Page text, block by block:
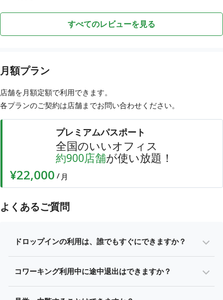
すべてのレビューを見る
月額プラン
店舗を月額定額で利用できます。
各プランのご契約は店舗までお問い合わせ ください。
プレミアムパスポート
全国のいいオフィス
約900店舗が使い放題！
¥22,000 / 月
よくあるご質問
ドロップインの利用は、誰でもすぐにできますか？
コワーキング利用中に途中退出はできますか？